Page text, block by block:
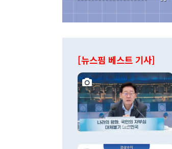
[뉴스핌 베스트 기사]